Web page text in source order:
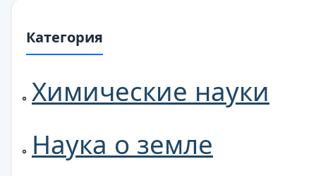
Категория
Химические науки
Наука о земле